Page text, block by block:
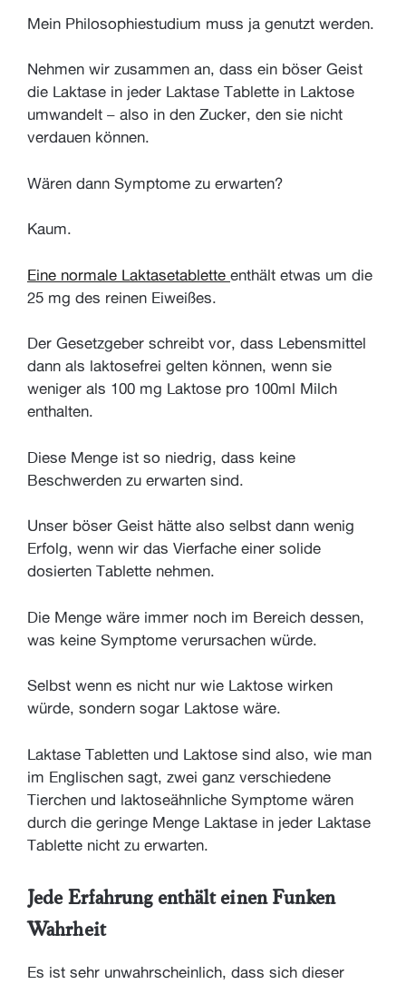
Mein Philosophiestudium muss ja genutzt werden.
Nehmen wir zusammen an, dass ein böser Geist
die Laktase in jeder Laktase Tablette in Laktose
umwandelt – also in den Zucker, den sie nicht
verdauen können.
Wären dann Symptome zu erwarten?
Kaum.
Eine normale Laktasetablette enthält etwas um die
25 mg des reinen Eiweißes.
Der Gesetzgeber schreibt vor, dass Lebensmittel
dann als laktosefrei gelten können, wenn sie
weniger als 100 mg Laktose pro 100ml Milch
enthalten.
Diese Menge ist so niedrig, dass keine
Beschwerden zu erwarten sind.
Unser böser Geist hätte also selbst dann wenig
Erfolg, wenn wir das Vierfache einer solide
dosierten Tablette nehmen.
Die Menge wäre immer noch im Bereich dessen,
was keine Symptome verursachen würde.
Selbst wenn es nicht nur wie Laktose wirken
würde, sondern sogar Laktose wäre.
Laktase Tabletten und Laktose sind also, wie man
im Englischen sagt, zwei ganz verschiedene
Tierchen und laktoseähnliche Symptome wären
durch die geringe Menge Laktase in jeder Laktase
Tablette nicht zu erwarten.
Jede Erfahrung enthält einen Funken
Wahrheit
Es ist sehr unwahrscheinlich, dass sich dieser